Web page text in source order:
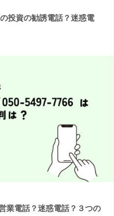
投資の勧誘電話？迷惑電
業電話？迷惑電話？３つの